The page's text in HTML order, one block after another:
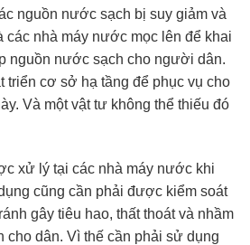
nguồn nước sạch bị suy giảm và
các nhà máy nước mọc lên để khai
nguồn nước sạch cho người dân.
triển cơ sở hạ tầng để phục vụ cho
Và một vật tư không thể thiếu đó
xử lý tại các nhà máy nước khi
cũng cần phải được kiểm soát
gây tiêu hao, thất thoát và nhầm
cho dân. Vì thế cần phải sử dụng